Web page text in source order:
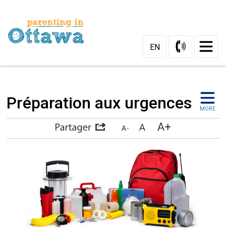
Content
EN
Préparation aux urgences MORE